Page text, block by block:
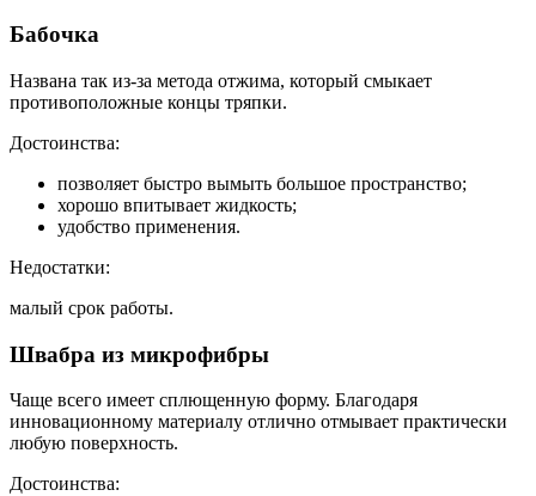
Бабочка
Названа так из-за метода отжима, который смыкает
противоположные концы тряпки.
Достоинства:
позволяет быстро вымыть большое пространство;
хорошо впитывает жидкость;
удобство применения.
Недостатки:
малый срок работы.
Швабра из микрофибры
Чаще всего имеет сплющенную форму. Благодаря
инновационному материалу отлично отмывает практически
любую поверхность.
Достоинства: